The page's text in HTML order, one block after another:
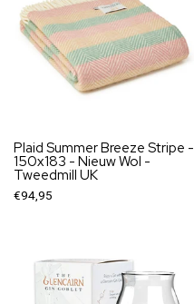
Plaid Summer Breeze Stripe -
150x183 - Nieuw Wol -
Tweedmill UK
€94,95